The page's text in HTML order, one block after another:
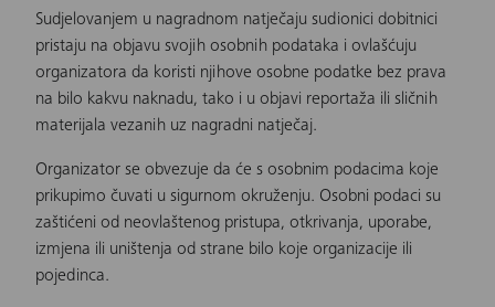
Sudjelovanjem u nagradnom natječaju sudionici dobitnici
pristaju na objavu svojih osobnih podataka i ovlašćuju
organizatora da koristi njihove osobne podatke bez prava
na bilo kakvu naknadu, tako i u objavi reportaža ili sličnih
materijala vezanih uz nagradni natječaj.
Organizator se obvezuje da će s osobnim podacima koje
prikupimo čuvati u sigurnom okruženju. Osobni podaci su
zaštićeni od neovlaštenog pristupa, otkrivanja, uporabe,
izmjena ili uništenja od strane bilo koje organizacije ili
pojedinca.